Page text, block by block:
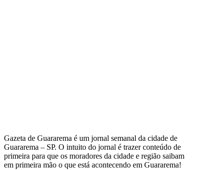
Gazeta de Guararema é um jornal semanal da cidade de
Guararema – SP. O intuito do jornal é trazer conteúdo de
primeira para que os moradores da cidade e região saibam
em primeira mão o que está acontecendo em Guararema!